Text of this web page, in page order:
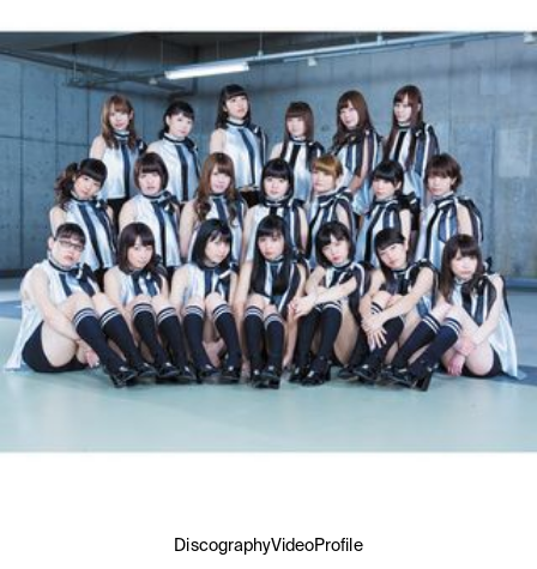
DiscographyVideoProfile